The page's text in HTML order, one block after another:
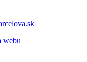
webu